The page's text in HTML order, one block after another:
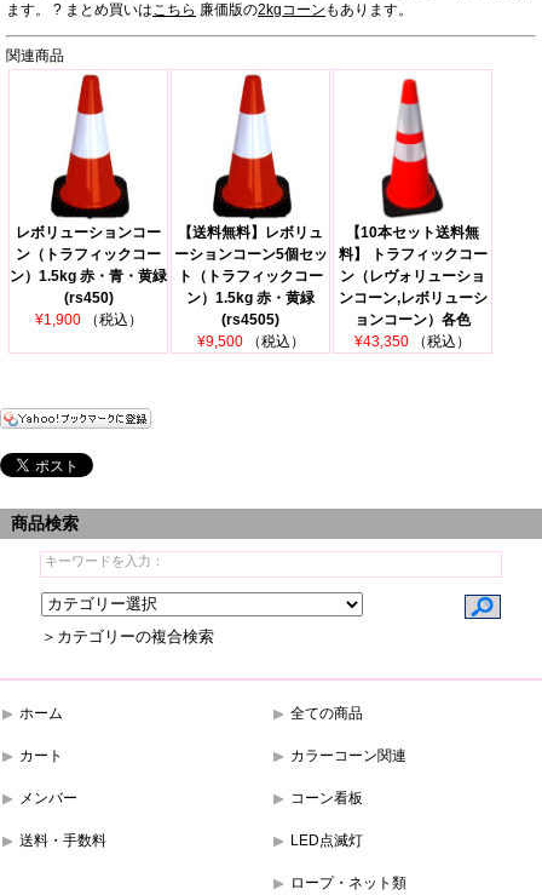
ます。 ? まとめ買いはこちら 廉価版の2kgコーン もあります。
関連商品
レボリューションコー
ン（トラフィックコー
ン）1.5kg 赤・青・黄緑
(rs450)
¥1,900
（税込）
【送料無料】レボリュ
ーションコーン5個セッ
ト（トラフィックコー
ン）1.5kg 赤・黄緑
(rs4505)
¥9,500
（税込）
【10本セット送料無
料】 トラフィックコー
ン（レヴォリューショ
ンコーン,レボリューシ
ョンコーン）各色
¥43,350
（税込）
商品検索
＞カテゴリーの複合検索
ホーム
カート
メンバー
送料・手数料
全ての商品
カラーコーン関連
コーン看板
LED点滅灯
ロープ・ネット類